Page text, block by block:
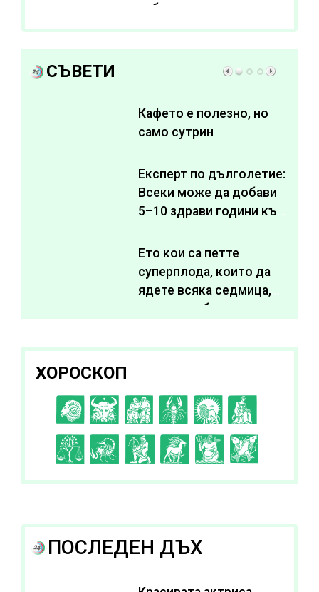
субстанции за
отслабване
СЪВЕТИ
Кафето е полезно, но
само сутрин
Експерт по дълголетие:
Всеки може да добави
5–10 здрави години към
Ето кои са петте
суперплода, които да
ядете всяка седмица,
за да подобрите
ХОРОСКОП
C D EFGH
I J K L A B
ПОСЛЕДЕН ДЪХ